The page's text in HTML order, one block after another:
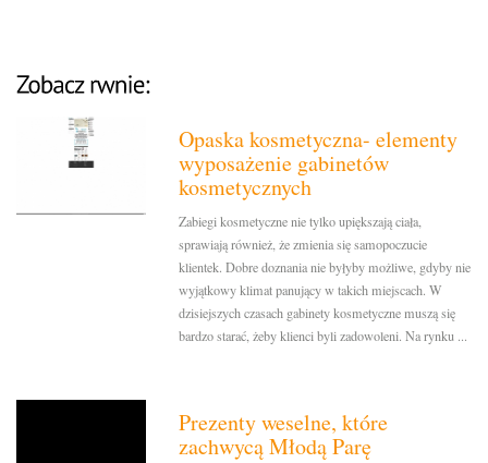
Opaska kosmetyczna- elementy
wyposażenie gabinetów
kosmetycznych
Zabiegi kosmetyczne nie tylko upiększają ciała,
sprawiają również, że zmienia się samopoczucie
klientek. Dobre doznania nie byłyby możliwe, gdyby nie
wyjątkowy klimat panujący w takich miejscach. W
dzisiejszych czasach gabinety kosmetyczne muszą się
bardzo starać, żeby klienci byli zadowoleni. Na rynku ...
Prezenty weselne, które
zachwycą Młodą Parę